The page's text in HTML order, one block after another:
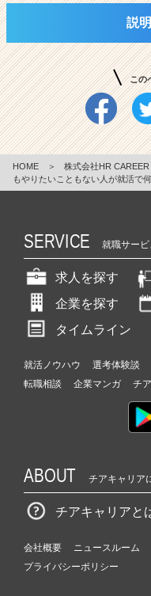
説
この
HOME ＞ 株式会社HR CAREER
もやりたいこともない人が就活で
SERVICE 就職サービ
求人を探す
企業を探す
タイムライン
就活ノウハウ 選考体験談
転職相談
企業マンガ チ
ABOUT チアキャリア
チアキャリアと
会社概要 ニュースルーム
プライバシーポリシー